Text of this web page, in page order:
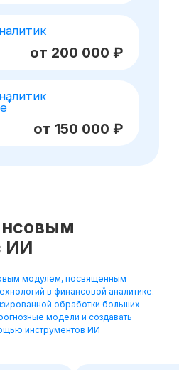
ИИ
модулем, посвященным
в финансовой аналитике.
обработки больших
модели и создавать
инструментов ИИ